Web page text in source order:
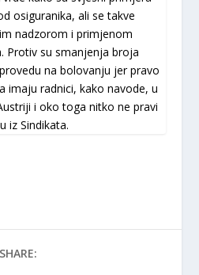
osiguranika, ali se takve
nadzorom i primjenom
Protiv su smanjenja broja
na bolovanju jer pravo
imaju radnici, kako navode, u
i oko toga nitko ne pravi
iz Sindikata.
SHARE: